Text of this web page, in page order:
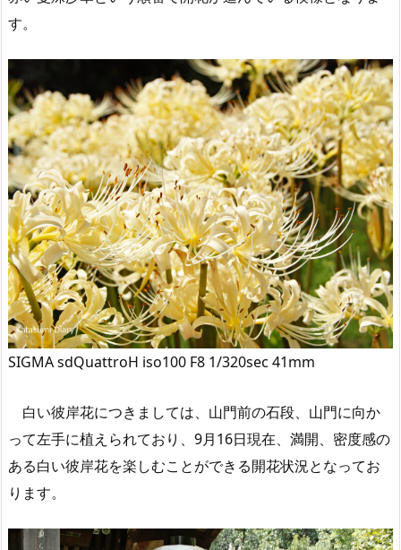
す。
SIGMA sdQuattroH iso100 F8 1/320sec 41mm
白い彼岸花につきましては、山門前の石段、山門に向か
って左手に植えられており、9月16日現在、満開、密度感の
ある白い彼岸花を楽しむことができる開花状況となってお
ります。